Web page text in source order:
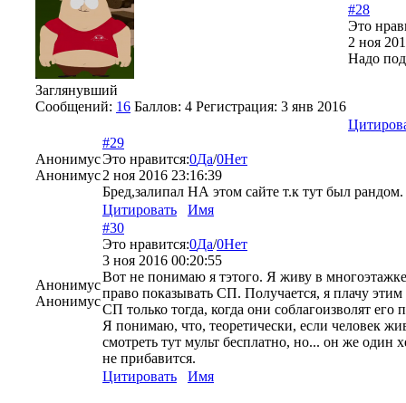
Заглянувший
Сообщений: 16 Баллов: 4 Регистрация: 3 янв 2016
#28
Это
2 ноя
Надо
Анонимус
Анонимус
#29
Это нравится:0Да/0Нет
2 ноя 2016 23:16:39
Бред,залипал НА этом сайте т.к тут был
Цитировать
Имя
Анонимус
Анонимус
#30
Это нравится:0Да/0Нет
3 ноя 2016 00:20:55
Вот не понимаю я тэтого. Я живу в
право показывать СП. Получается, я плачу этим
СП только тогда, когда они соблагоизволят
Я понимаю, что, теоретически, если человек
смотреть тут мульт бесплатно, но... он же один
не прибавится.
Цитировать
Имя